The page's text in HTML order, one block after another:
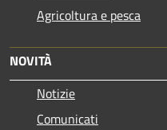
Agricoltura e pesca
NOVITÀ
Notizie
Comunicati